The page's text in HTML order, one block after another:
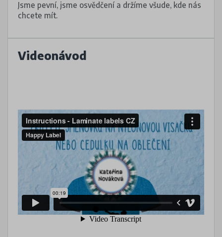
Jsme pevní, jsme osvědčení a držíme všude, kde nás
chcete mít.
Videonávod